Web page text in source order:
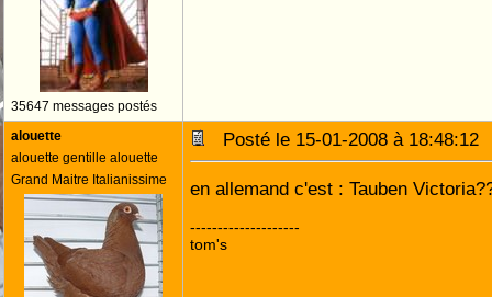
35647 messages postés
alouette
alouette gentille alouette
Grand Maitre Italianissime
Posté le 15-01-2008 à
en allemand c'est : Tauben
--------------------
tom's